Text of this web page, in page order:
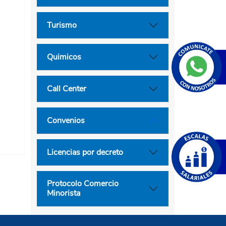
Turismo
Quimicos
Call Center
Convenios
Licencias por decreto
Protocolo Comercio
Minorista